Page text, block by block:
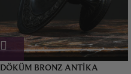
DÖKÜM BRONZ ANTIKA